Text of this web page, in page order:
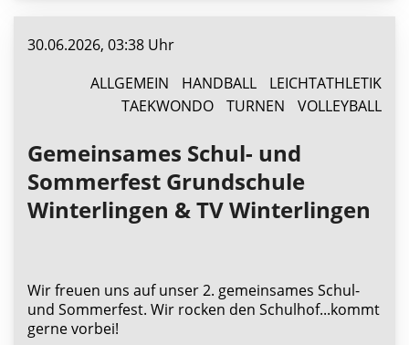
30.06.2026, 03:38 Uhr
ALLGEMEIN
HANDBALL
LEICHTATHLETIK
TAEKWONDO
TURNEN VOLLEYBALL
Gemeinsames Schul- und
Sommerfest Grundschule
Winterlingen & TV Winterlingen
Wir freuen uns auf unser 2. gemeinsames Schul-
und Sommerfest. Wir rocken den Schulhof...kommt
gerne vorbei!